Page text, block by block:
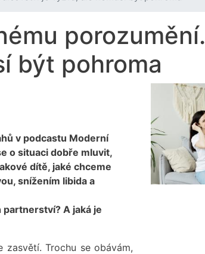
porozumění.
být pohroma
v podcastu Moderní
o situaci dobře mluvit,
dítě, jaké chceme
snížením libida a
A jaká je
Trochu se obávám,